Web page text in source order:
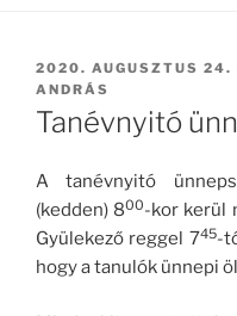
BEKÜLDVE:
2020. AUGUSZTUS 24.
ANDRÁS
Tanévnyitó
A tanévnyitó
(kedden) 800-kor kerül
Gyülekező reggel 745-
hogy a tanulók ünnepi